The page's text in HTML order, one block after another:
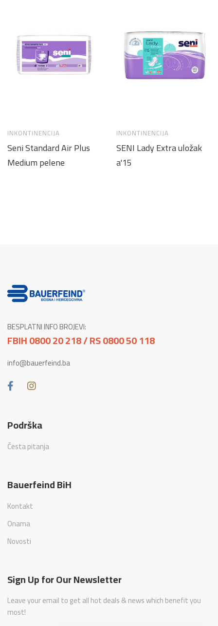
INKONTINENCIJA
Seni Standard Air Plus
Medium pelene
INKONTINENCIJA
SENI Lady Extra uložak
a'15
BESPLATNI INFO BROJEVI:
FBIH 0800 20 218 / RS 0800 50 118
info@bauerfeind.ba
Podrška
Česta pitanja
Bauerfeind BiH
Kontakt
Onama
Novosti
Sign Up for Our Newsletter
Leave your email to get all hot deals & news which benefit you
most!